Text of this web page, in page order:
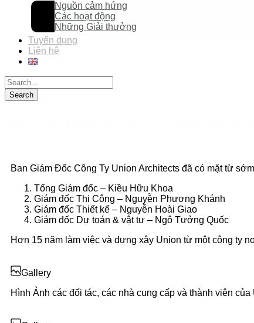
Nguồn cảm hứng
Các hoạt động
Những Giải thưởng
Tuyển dụng
Liên hệ
Ban Giám Đốc Công Ty Union Architects đã có mặt từ
Tổng Giám đốc – Kiều Hữu Khoa
Giám đốc Thi Công – Nguyễn Phương Khánh
Giám đốc Thiết kế – Nguyễn Hoài Giao
Giám đốc Dự toán & vật tư – Ngô Tưởng Quốc
Hơn 15 năm làm việc và dựng xây Union từ một công ty
Gallery
Hình Ảnh các đối tác, các nhà cung cấp và thành viên